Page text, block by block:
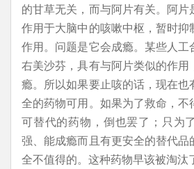
的甘草无关，而与阿片有关。阿
作用于大脑中的咳嗽中枢，暂时
作用。问题是它会成瘾。某些人工
右美沙芬，具有与阿片类似的作
瘾。所以如果要止咳的话，现在也
全的药物可用。如果为了救命，不
可替代的药物，倒也罢了；只为
强、能成瘾而且有更安全的替代
全不值得的。这种药物早该被淘汰